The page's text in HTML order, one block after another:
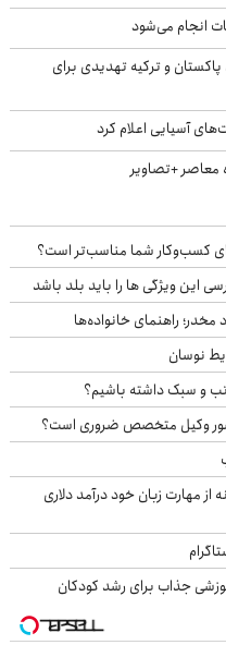
انجام می‌شود
و ترکیه تهدیدی برای
آسیایی اعلام کرد
کسب‌وکار شما مناسب‌تر است؟
این ویژگی ها را باید بلد باشد
نوسان
و سبک داشته باشیم؟
حضور وکیل متخصص ضروری است؟
مهارت زبان خود درآمد دلاری
جذاب برای رشد کودکان